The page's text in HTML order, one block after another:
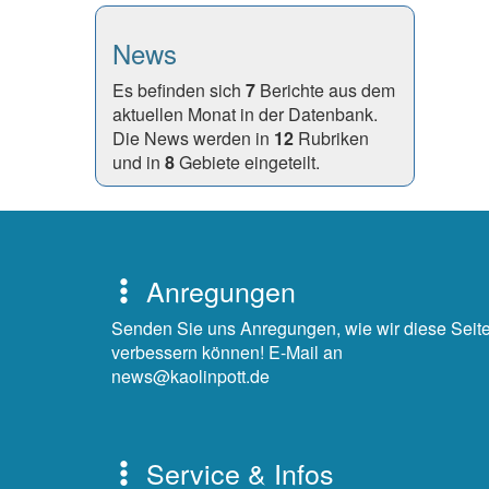
News
Es befinden sich 7 Berichte aus dem
aktuellen Monat in der Datenbank.
Die News werden in 12 Rubriken
und in 8Gebiete eingeteilt.
Anregungen
Senden Sie uns Anregungen, wie wir diese
verbessern können! E-Mail an
news@kaolinpott.de
Service & Infos